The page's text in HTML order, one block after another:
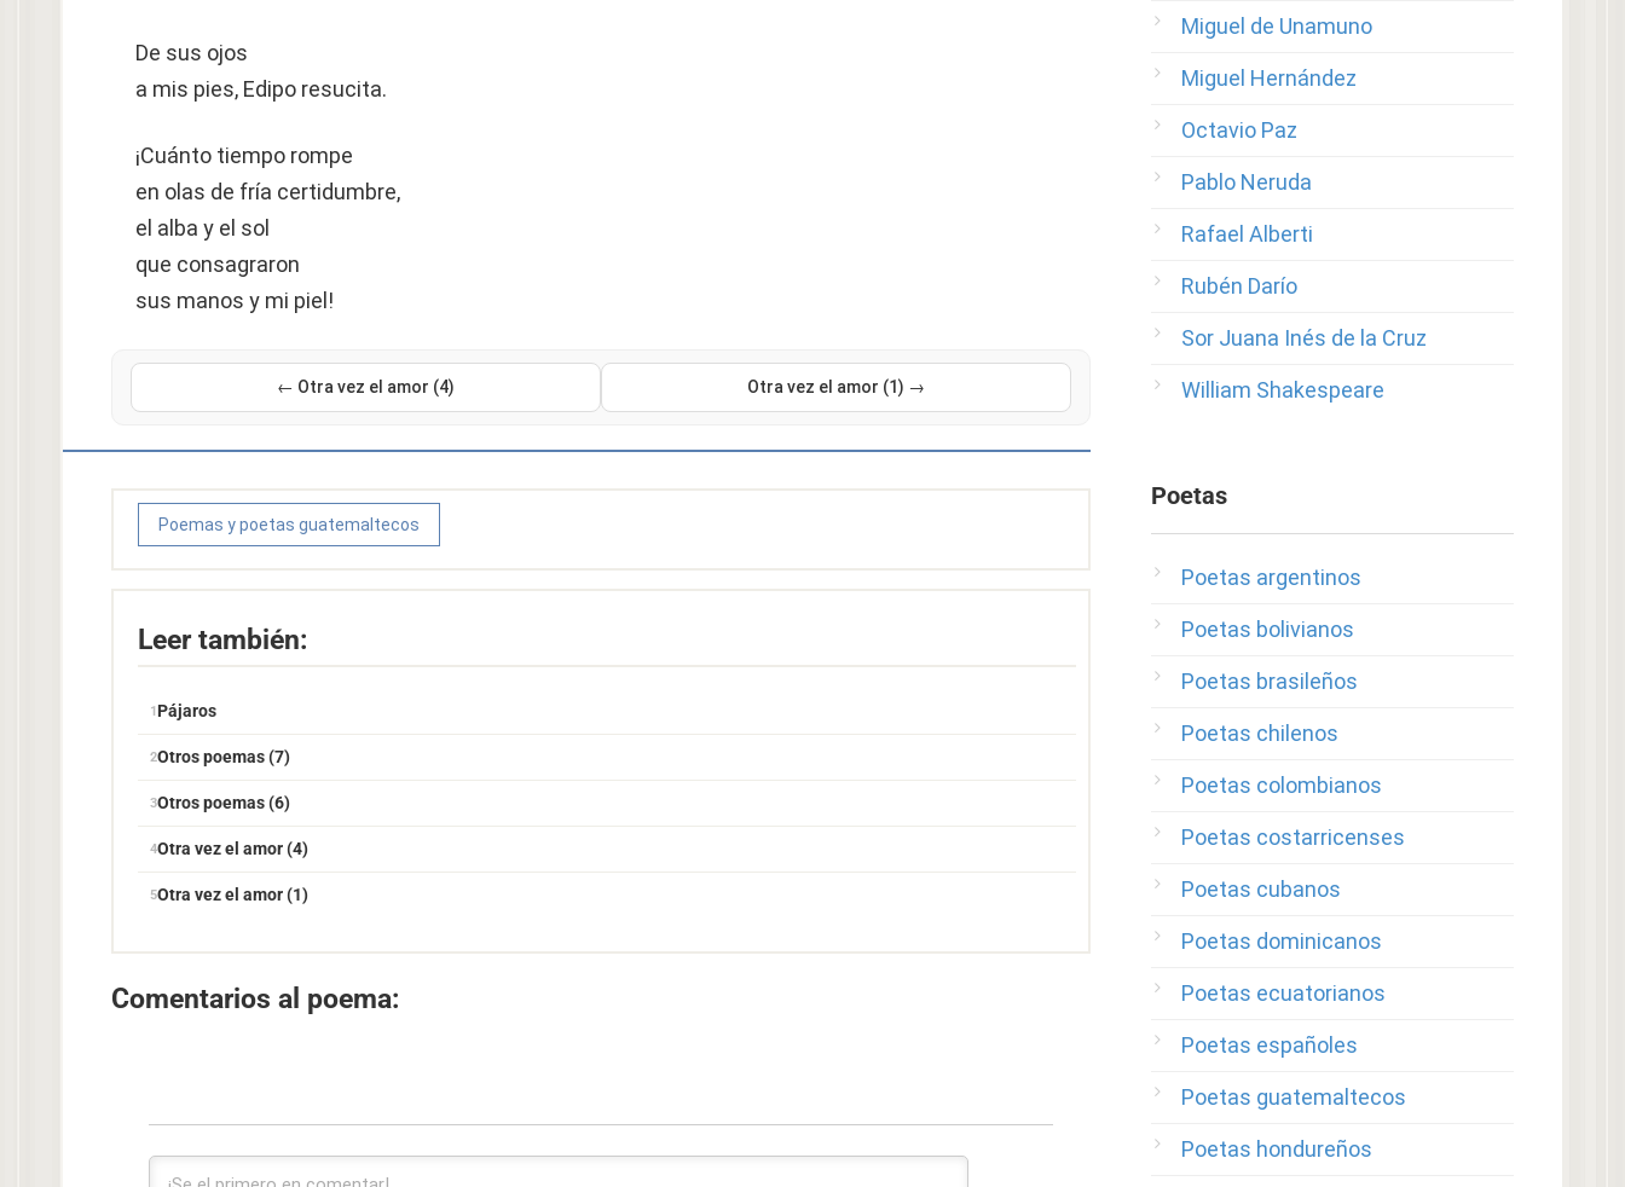
De sus ojos
a mis pies, Edipo resucita.
¡Cuánto tiempo rompe
en olas de fría certidumbre,
el alba y el sol
que consagraron
sus manos y mi piel!
← Otra vez el amor (4) Otra vez el amor (1) →
Poemas y poetas guatemaltecos
Leer también:
Pájaros
Otros poemas (7)
Otros poemas (6)
Otra vez el amor (4)
Otra vez el amor (1)
Comentarios al poema:
Miguel de Unamuno
Miguel Hernández
Octavio Paz
Pablo Neruda
Rafael Alberti
Rubén Darío
Sor Juana Inés de la Cruz
William Shakespeare
Poetas
Poetas argentinos
Poetas bolivianos
Poetas brasileños
Poetas chilenos
Poetas colombianos
Poetas costarricenses
Poetas cubanos
Poetas dominicanos
Poetas ecuatorianos
Poetas españoles
Poetas guatemaltecos
Poetas hondureños